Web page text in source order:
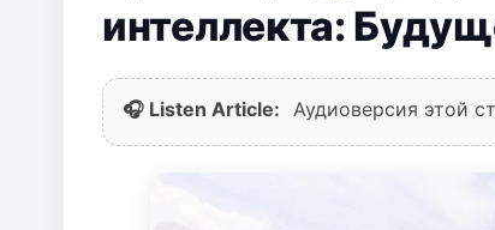
интеллекта:
🎧 Listen Article: Аудиоверсия этой